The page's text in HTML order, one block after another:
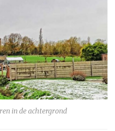
in de achtergrond